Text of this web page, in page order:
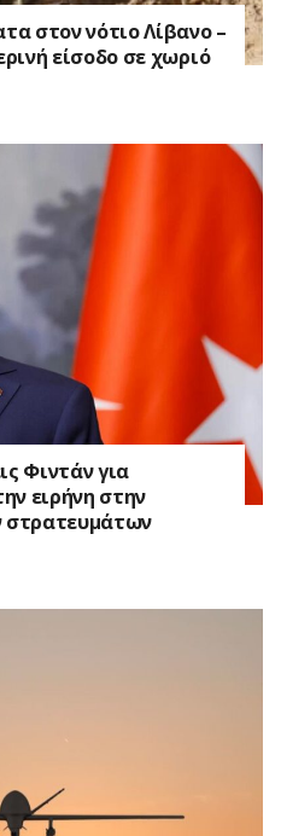
στον νότιο Λίβανο –
είσοδο σε χωριό
Φιντάν για
ειρήνη στην
στρατευμάτων